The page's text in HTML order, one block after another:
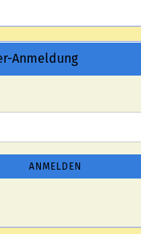
Anmeldung
ANMELDEN